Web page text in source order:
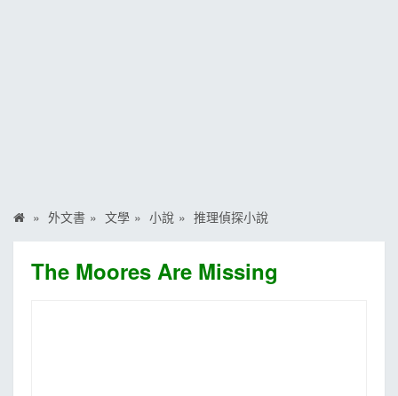
外文書 文學 小說 推理偵探小說
The Moores Are Missing